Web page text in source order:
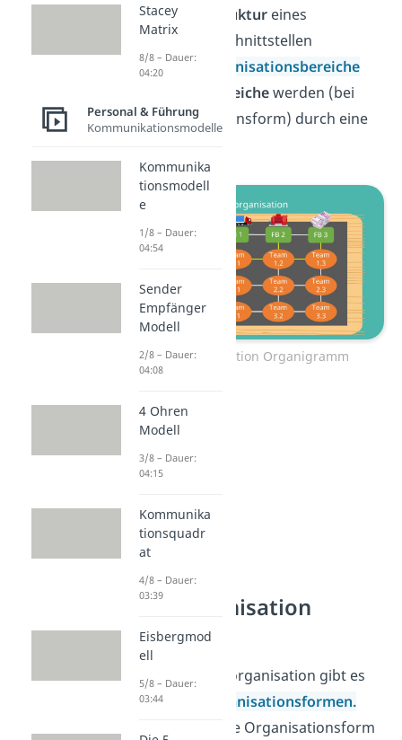
Organisationsstruktureines
Unternehmens. Schnittstellen
funktionaler Organisationsbereiche
Geschäftsbereichewerden (bei
dieser Organisationsform) durch eine
Matrixorganisation Organigramm
Matrixorganisation
Einordnung
Neben der Matrixorganisation gibt es
noch weitere
Organisationsformen.
Generell kann eine Organisationsform
Stacey
Matrix
8/8 – Dauer:
04:20
Personal & Führung
Kommunikationsmodelle
Kommunika
tionsmodell
e
1/8 – Dauer:
04:54
Sender
Empfänger
Modell
2/8 – Dauer:
04:08
4 Ohren
Modell
3/8 – Dauer:
04:15
Kommunika
tionsquadr
at
4/8 – Dauer:
03:39
Eisbergmod
ell
5/8 – Dauer:
03:44